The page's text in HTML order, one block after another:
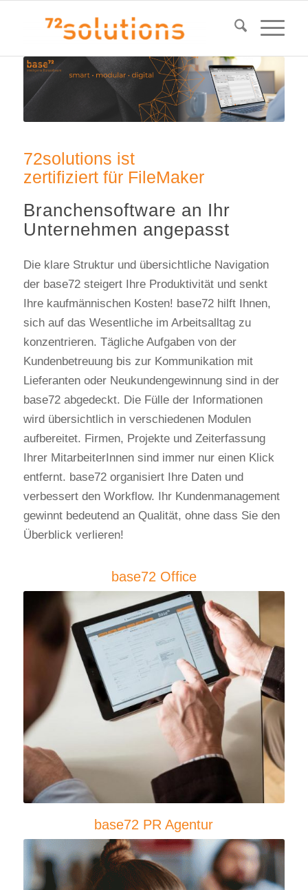
72solutions ist
zertifiziert für FileMaker
Branchensoftware an Ihr
Unternehmen angepasst
Die klare Struktur und übersichtliche Navigation
der base72 steigert Ihre Produktivität und senkt
Ihre kaufmännischen Kosten! base72 hilft Ihnen,
sich auf das Wesentliche im Arbeitsalltag zu
konzentrieren. Tägliche Aufgaben von der
Kundenbetreuung bis zur Kommunikation mit
Lieferanten oder Neukundengewinnung sind in der
base72 abgedeckt. Die Fülle der Informationen
wird übersichtlich in verschiedenen Modulen
aufbereitet. Firmen, Projekte und Zeiterfassung
Ihrer MitarbeiterInnen sind immer nur einen Klick
entfernt. base72 organisiert Ihre Daten und
verbessert den Workflow. Ihr Kundenmanagement
gewinnt bedeutend an Qualität, ohne dass Sie den
Überblick verlieren!
base72 Office
base72 PR Agentur